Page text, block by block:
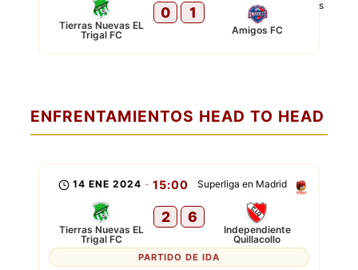
Tierras Nuevas EL
Trigal FC
0 1
Amigos FC
ENFRENTAMIENTOS HEAD TO HEAD
Superliga en Madrid
14 ENE 2024 - 15:00
Tierras Nuevas EL
Trigal FC
2 6
Independiente
Quillacollo
PARTIDO DE IDA